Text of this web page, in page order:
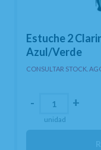
Estuche 2
Azul/Verde
CONSULTAR STOCK.
- +
unidad